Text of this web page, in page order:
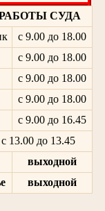
СУДА
с 9.00 до 18.00
с 9.00 до 18.00
с 9.00 до 18.00
с 9.00 до 18.00
с 9.00 до 16.45
13.00 до 13.45
выходной
выходной